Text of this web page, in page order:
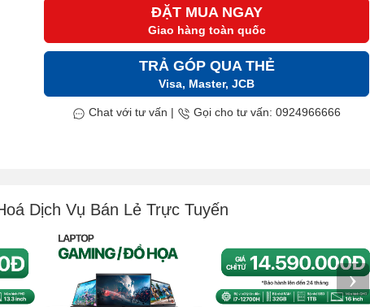
ĐẶT MUA NGAY
Giao hàng toàn quốc
TRẢ GÓP QUA THẺ
Visa, Master, JCB
Chat với tư vấn | Gọi cho tư vấn: 0924966666
Dịch Vụ Bán Lẻ Trực Tuyến
›